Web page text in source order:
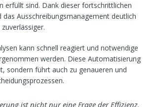
erfüllt sind. Dank dieser fortschrittlichen
das Ausschreibungsmanagement deutlich
kann schnell reagiert und notwendige
werden. Diese Automatisierung
sondern führt auch zu genaueren und
ist nicht nur eine Frage der Effizienz,